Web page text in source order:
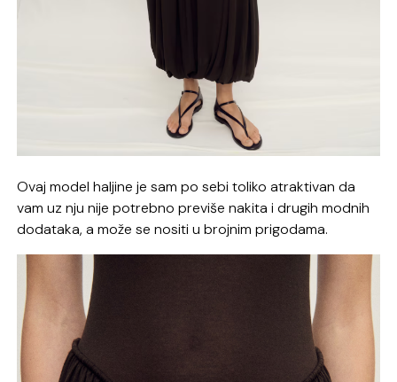
Ovaj model haljine je sam po sebi toliko atraktivan da
vam uz nju nije potrebno previše nakita i drugih modnih
dodataka, a može se nositi u brojnim prigodama.